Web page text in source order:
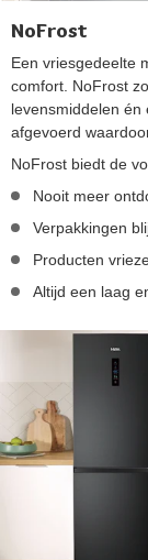
NoFrost
Een vriesgedeelte
comfort. NoFrost
levensmiddelen én
afgevoerd
NoFrost biedt de
Nooit meer
Verpakkingen
Producten
Altijd een laag